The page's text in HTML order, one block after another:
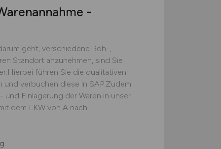
-
geht, verschiedene Roh-,
Standort anzunehmen, sind Sie
führen Sie die qualitativen
verbuchen diese in SAP.Zudem
Einlagerung der Waren in unser
dem LKW von A nach...